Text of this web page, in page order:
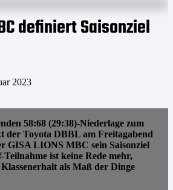
definiert Saisonziel
2023
58:68 (29:38)-Niederlage zum
der Toyota DBBL am Freitagabend
GISA LIONS MBC sein Saisonziel
ist keine Rede mehr,
als Maß der Dinge